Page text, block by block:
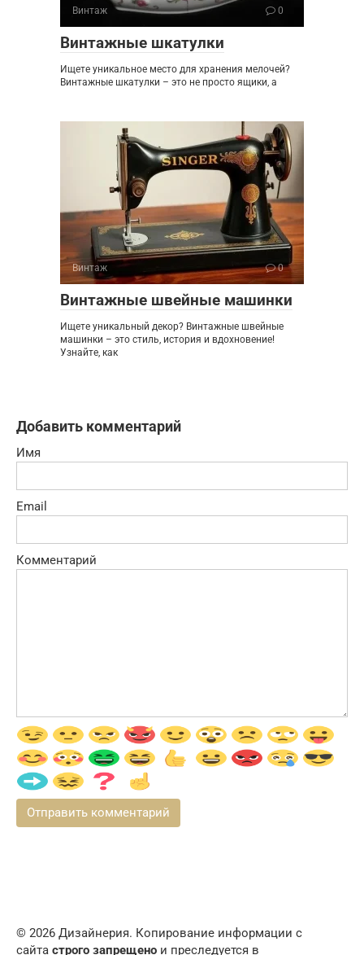
Винтаж 0
Винтажные шкатулки
Ищете уникальное место для хранения мелочей?
Винтажные шкатулки – это не просто ящики, а
Винтаж 0
Винтажные швейные машинки
Ищете уникальный декор? Винтажные швейные
машинки – это стиль, история и вдохновение!
Узнайте, как
Добавить комментарий
Имя
Email
Комментарий
© 2026 Дизайнерия. Копирование информации с
сайта строго запрещено и преследуется в